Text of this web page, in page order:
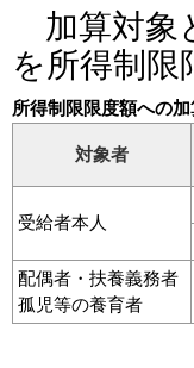
加算対象
を所得制
所得制限限度額への
対象者
受給者本人
配偶者・扶養義務者
孤児等の養育者